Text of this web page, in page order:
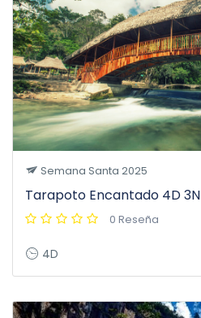
Semana Santa 2025
Tarapoto Encantado 4D 3N
0 Reseña
4D